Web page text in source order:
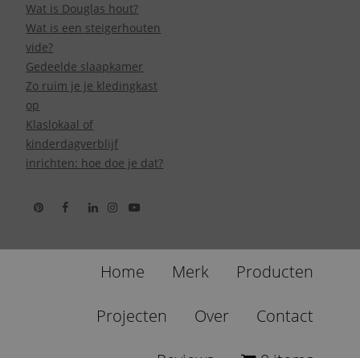
Wat is Douglas hout?
Wat is een steigerhouten
vide?
Gedeelde slaapkamer
Zo ruim je je kledingkast
op
Klaslokaal of
kinderdagverblijf
inrichten: hoe doe je dat?
Home Merk Producten
Projecten Over Contact